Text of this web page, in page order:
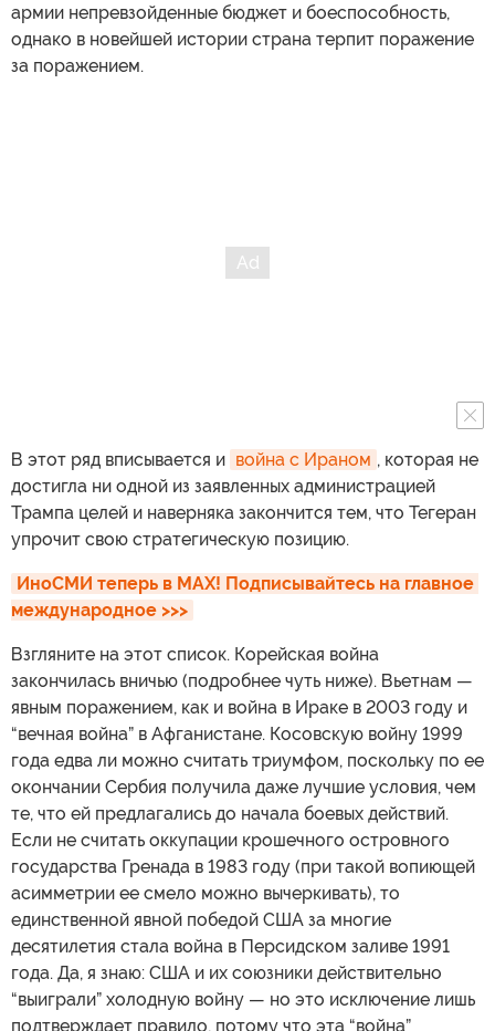
армии непревзойденные бюджет и боеспособность,
однако в новейшей истории страна терпит поражение
за поражением.
В этот ряд вписывается и война с Ираном , которая не
достигла ни одной из заявленных администрацией
Трампа целей и наверняка закончится тем, что Тегеран
упрочит свою стратегическую позицию.
ИноСМИ теперь в MAX! Подписывайтесь на главное
международное >>>
Взгляните на этот список. Корейская война
закончилась вничью (подробнее чуть ниже). Вьетнам —
явным поражением, как и война в Ираке в 2003 году и
“вечная война” в Афганистане. Косовскую войну 1999
года едва ли можно считать триумфом, поскольку по ее
окончании Сербия получила даже лучшие условия, чем
те, что ей предлагались до начала боевых действий.
Если не считать оккупации крошечного островного
государства Гренада в 1983 году (при такой вопиющей
асимметрии ее смело можно вычеркивать), то
единственной явной победой США за многие
десятилетия стала война в Персидском заливе 1991
года. Да, я знаю: США и их союзники действительно
“выиграли” холодную войну — но это исключение лишь
подтверждает правило, потому что эта “война”